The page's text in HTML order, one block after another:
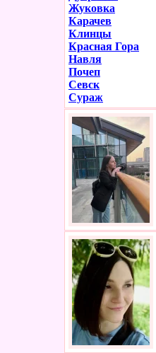
Жуковка
Карачев
Клинцы
Красная Гора
Навля
Почеп
Севск
Сураж